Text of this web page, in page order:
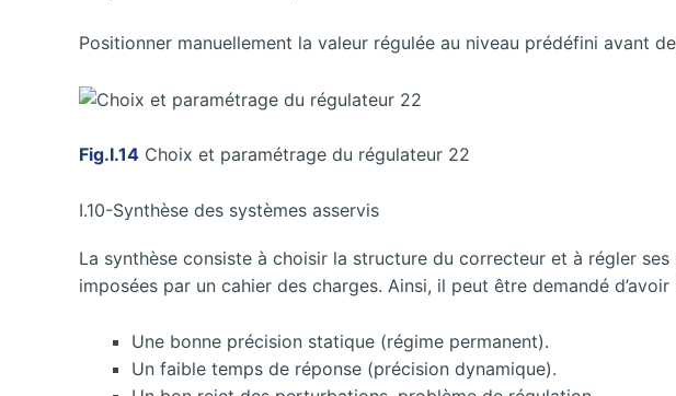
Positionner manuellement la valeur régulée au niveau prédéfini avant
Fig.I.14 Choix et paramétrage du régulateur 22
I.10-Synthèse des systèmes asservis
La synthèse consiste à choisir la structure du correcteur et à régler
imposées par un cahier des charges. Ainsi, il peut être demandé d’avoir
Une bonne précision statique (régime permanent).
Un faible temps de réponse (précision dynamique).